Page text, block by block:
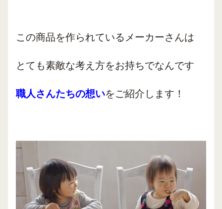
この商品を作られているメーカーさんは
とても素敵な考え方をお持ちでなんです
職人さんたちの想いをご紹介します！